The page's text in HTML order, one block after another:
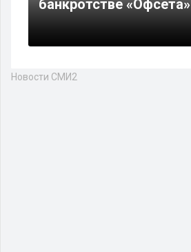
банкротстве «Офсета»
Новости СМИ2